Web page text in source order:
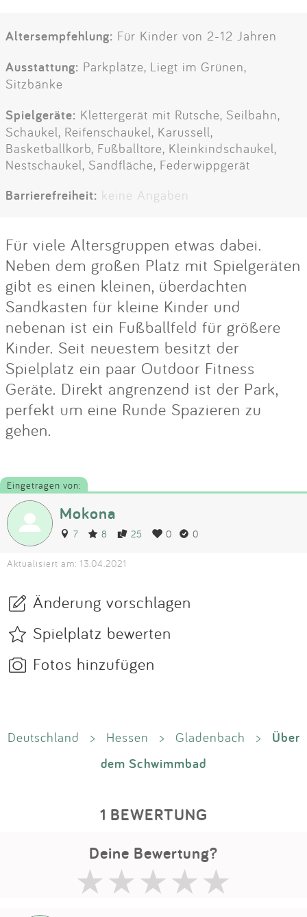
Altersempfehlung: Für Kinder von 2-12 Jahren
Ausstattung: Parkplätze, Liegt im Grünen,
Sitzbänke
Spielgeräte: Klettergerät mit Rutsche, Seilbahn,
Schaukel, Reifenschaukel, Karussell,
Basketballkorb, Fußballtore, Kleinkindschaukel,
Nestschaukel, Sandfläche, Federwippgerät
Barrierefreiheit: keine Angaben
Für viele Altersgruppen etwas dabei.
Neben dem großen Platz mit Spielgeräten
gibt es einen kleinen, überdachten
Sandkasten für kleine Kinder und
nebenan ist ein Fußballfeld für größere
Kinder. Seit neuestem besitzt der
Spielplatz ein paar Outdoor Fitness
Geräte. Direkt angrenzend ist der Park,
perfekt um eine Runde Spazieren zu
gehen.
Eingetragen von:
Mokona
7 8 25 0 0
Aktualisiert am: 13.04.2021
Änderung vorschlagen
Spielplatz bewerten
Fotos hinzufügen
Deutschland > Hessen > Gladenbach >
Über
dem Schwimmbad
1 BEWERTUNG
Deine Bewertung?